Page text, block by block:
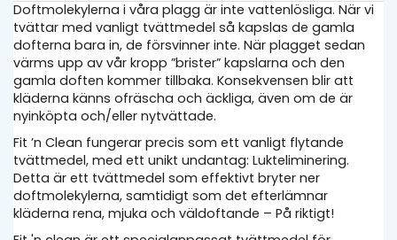
Doftmolekylerna i våra plagg är inte vattenlösliga. När vi
tvättar med vanligt tvättmedel så kapslas de gamla
dofterna bara in, de försvinner inte. När plagget sedan
värms upp av vår kropp ”brister” kapslarna och den
gamla doften kommer tillbaka. Konsekvensen blir att
kläderna känns ofräscha och äckliga, även om de är
nyinköpta och/eller nytvättade.
Fit ’n Clean fungerar precis som ett vanligt flytande
tvättmedel, med ett unikt undantag: Lukteliminering.
Detta är ett tvättmedel som effektivt bryter ner
doftmolekylerna, samtidigt som det efterlämnar
kläderna rena, mjuka och väldoftande – På riktigt!